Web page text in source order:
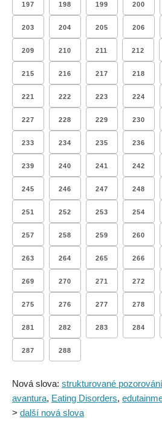
197 198 199 200
203 204 205 206
209 210 211 212
215 216 217 218
221 222 223 224
227 228 229 230
233 234 235 236
239 240 241 242
245 246 247 248
251 252 253 254
257 258 259 260
263 264 265 266
269 270 271 272
275 276 277 278
281 282 283 284
287 288
Nová slova: strukturované pozorování
avantura, Eating Disorders,
> další nová slova